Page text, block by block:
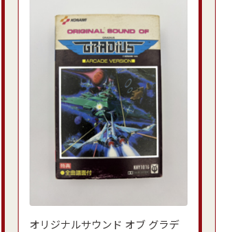
オリジナルサウンド オブ グラデ